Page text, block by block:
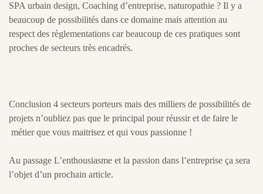
SPA urbain design, Coaching d’entreprise, naturopathie ? Il y a
beaucoup de possibilités dans ce domaine mais attention au
respect des règlementations car beaucoup de ces pratiques sont
proches de secteurs très encadrés.
Conclusion 4 secteurs porteurs mais des milliers de possibilités de
projets n’oubliez pas que le principal pour réussir et de faire le
métier que vous maitrisez et qui vous passionne !
Au passage L’enthousiasme et la passion dans l’entreprise ça sera
l’objet d’un prochain article.